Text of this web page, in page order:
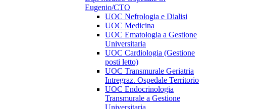
Eugenio/CTO
UOC Nefrologia e Dialisi
UOC Medicina
UOC Ematologia a Gestione
Universitaria
UOC Cardiologia (Gestione
posti letto)
UOC Transmurale Geriatria
Intregraz. Ospedale Territorio
UOC Endocrinologia
Transmurale a Gestione
Universitaria